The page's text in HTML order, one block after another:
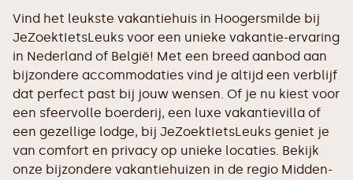
Vind het leukste vakantiehuis in Hoogersmilde bij
JeZoektIetsLeuks voor een unieke vakantie-ervaring
in Nederland of België! Met een breed aanbod aan
bijzondere accommodaties vind je altijd een verblijf
dat perfect past bij jouw wensen. Of je nu kiest voor
een sfeervolle boerderij, een luxe vakantievilla of
een gezellige lodge, bij JeZoektIetsLeuks geniet je
van comfort en privacy op unieke locaties. Bekijk
onze bijzondere vakantiehuizen in de regio Midden-